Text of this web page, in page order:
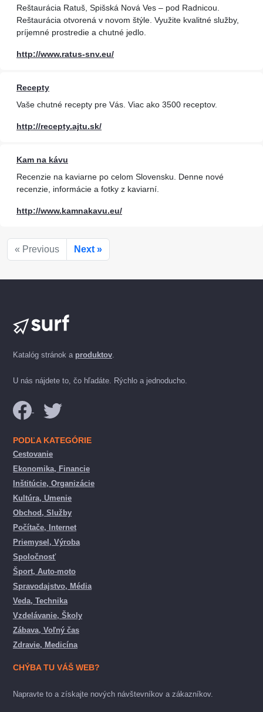
Reštaurácia Ratuš, Spišská Nová Ves – pod Radnicou.
Reštaurácia otvorená v novom štýle. Využite kvalitné služby,
príjemné prostredie a chutné jedlo.
http://www.ratus-snv.eu/
Recepty
Vaše chutné recepty pre Vás. Viac ako 3500 receptov.
http://recepty.ajtu.sk/
Kam na kávu
Recenzie na kaviarne po celom Slovensku. Denne nové
recenzie, informácie a fotky z kaviarní.
http://www.kamnakavu.eu/
« Previous Next »
Katalóg stránok a produktov.
U nás nájdete to, čo hľadáte. Rýchlo a jednoducho.
PODĽA KATEGÓRIE
Cestovanie
Ekonomika, Financie
Inštitúcie, Organizácie
Kultúra, Umenie
Obchod, Služby
Počítače, Internet
Priemysel, Výroba
Spoločnosť
Šport, Auto-moto
Spravodajstvo, Média
Veda, Technika
Vzdelávanie, Školy
Zábava, Voľný čas
Zdravie, Medicína
CHÝBA TU VÁŠ WEB?
Napravte to a získajte nových návštevníkov a zákazníkov.